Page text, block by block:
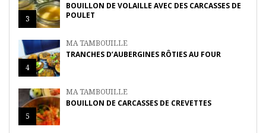
3
BOUILLON DE VOLAILLE AVEC DES CARCASSES DE
POULET
4
MA TAMBOUILLE
TRANCHES D’AUBERGINES RÔTIES AU FOUR
5
MA TAMBOUILLE
BOUILLON DE CARCASSES DE CREVETTES